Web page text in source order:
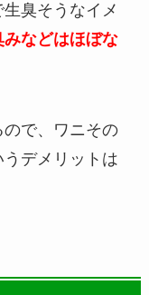
臭そうなイメ
などはほぼな
ので、ワニその
デメリットは